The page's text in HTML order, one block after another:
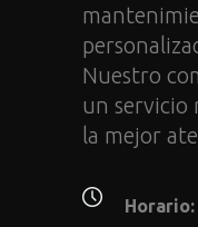
Nuestro
un servicio
la mejor
Horario: